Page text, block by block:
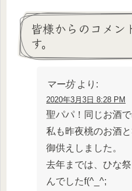
皆様からのコメン
す。
マー坊 より:
2020年3月3日 8:28 PM
聖パパ！同じお酒で
私も昨夜桃のお酒
御供えしました。
去年までは、ひな
んでしたf(^_^;